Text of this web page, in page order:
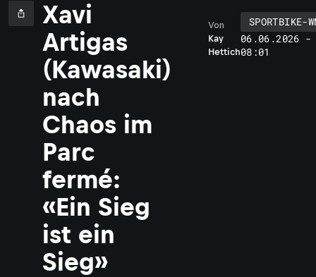
Xavi
Artigas
(Kawasaki)
nach
Chaos im
Parc
fermé:
«Ein Sieg
ist ein
Sieg»
Kay
Hettich
Von
SPORTBIKE-
06.06.2026 -
08:01